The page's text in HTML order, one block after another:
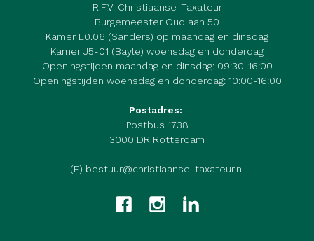
R.F.V. Christiaanse-Taxateur
Burgemeester Oudlaan 50
Kamer L0.06 (Sanders) op maandag en dinsdag
Kamer J5-01 (Bayle) woensdag en donderdag
Openingstijden maandag en dinsdag: 09:30-16:00
Openingstijden woensdag en donderdag: 10:00-16:00
Postadres:
Postbus 1738
3000 DR Rotterdam
(E) bestuur@christiaanse-taxateur.nl